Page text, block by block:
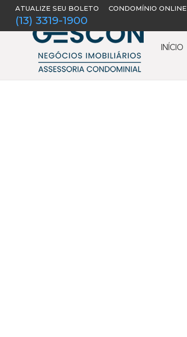
ATUALIZE SEU BOLETO CONDOMÍNIO ONLINE
(13) 3319-1900
INÍCIO
Início›Controle de Acesso